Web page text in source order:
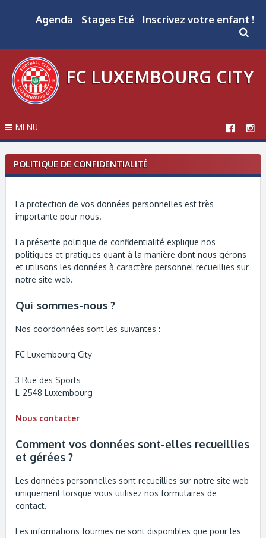
Agenda Stages Eté Inscrivez votre enfant !
FC LUXEMBOURG CITY
MENU
POLITIQUE DE CONFIDENTIALITÉ
La protection de vos données personnelles est très
importante pour nous.
​La présente politique de confidentialité explique nos
politiques et pratiques quant à la manière dont nous gérons
et utilisons les données à caractère personnel recueillies sur
notre site web.
Qui sommes-nous ?
Nos coordonnées sont les suivantes :
FC Luxembourg City
3 Rue des Sports
L-2548 Luxembourg
Nous contacter
Comment vos données sont-elles recueillies
et gérées ?
Les données personnelles sont recueillies sur notre site web
uniquement lorsque vous utilisez nos formulaires de
contact.
Les informations fournies ne sont disponibles que pour les